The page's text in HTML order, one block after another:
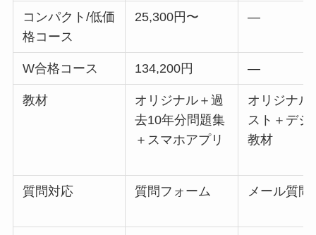
コンパクト/低価
格コース
25,300円〜 —
W合格コース 134,200円 —
教材
オリジナル＋過
去10年分問題集
＋スマホアプリ
オリジナル
スト＋デジ
教材
質問対応 質問フォーム メール質問